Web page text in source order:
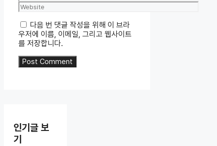
Website
다음 번 댓글 작성을 위해 이 브라
우저에 이름, 이메일, 그리고 웹사이트
를 저장합니다.
인기글 보
기